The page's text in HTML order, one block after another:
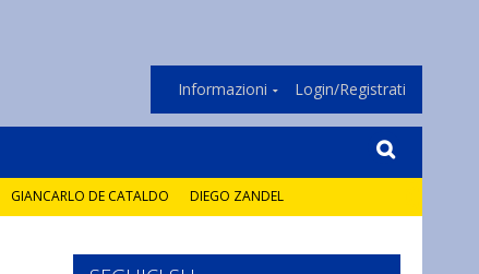
Informazioni Login/Registrati
GIANCARLO DE CATALDO DIEGO ZANDEL